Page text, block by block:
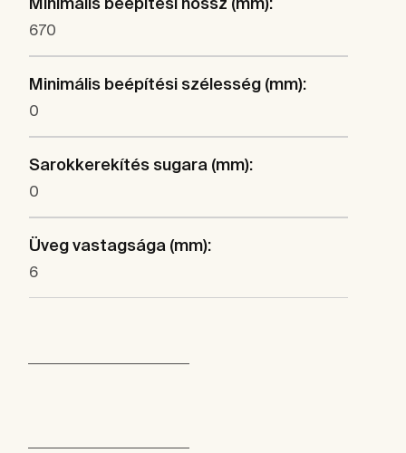
670
Minimális beépítési szélesség (mm):
0
Sarokkerekítés sugara (mm):
0
Üveg vastagsága (mm):
6